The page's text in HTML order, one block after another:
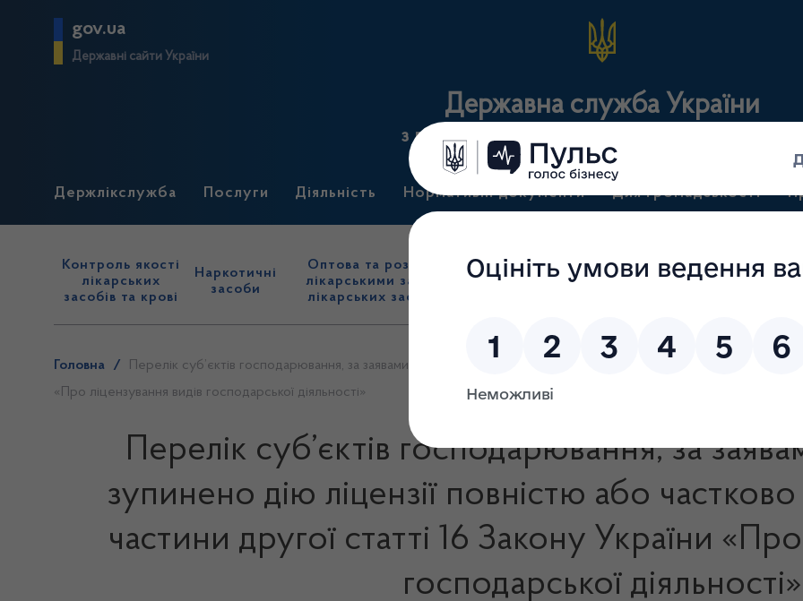
gov.ua
Державні сайти України
Державна служба України
з лікарських засобів та контролю за наркотиками
Держлікслужба Послуги Діяльність Нормативні документи Для громадськості
Контроль якості
лікарських
засобів та крові
Наркотичні
засоби
Оптова та роздрібна торгівля
лікарськими засобами, імпорт
лікарських засобів (крім АФІ)
Державний
нагляд
виробництва
Головна /
Перелік суб’єктів господарювання, за заявами яких 13.03.2025 зупинено дію ліцензії повністю або частково на
«Про ліцензування видів господарської діяльності»
Перелік суб’єктів господарювання, за
зупинено дію ліцензії повністю або частково
частини другої статті 16 Закону України
господарської діяльності»